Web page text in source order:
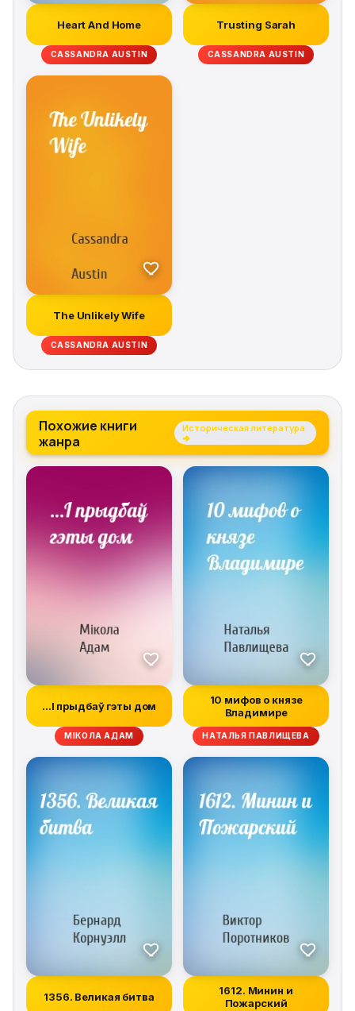
Heart And Home
CASSANDRA AUSTIN
Trusting Sarah
CASSANDRA AUSTIN
The Unlikely Wife
CASSANDRA AUSTIN
Похожие книги
жанра
Историческая литература
→
…І прыдбаў гэты дом
МІКОЛА АДАМ
10 мифов о князе
Владимире
НАТАЛЬЯ ПАВЛИЩЕВА
1356. Великая битва
1612. Минин и
Пожарский